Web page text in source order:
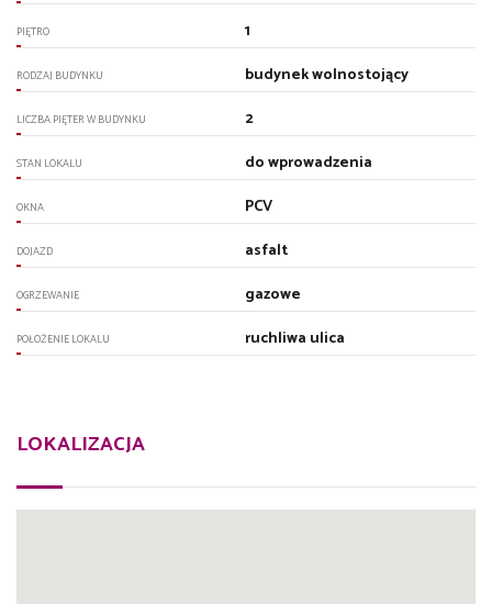
PIĘTRO 1
RODZAJ BUDYNKU budynek wolnostojący
LICZBA PIĘTER W BUDYNKU 2
STAN LOKALU do wprowadzenia
OKNA PCV
DOJAZD asfalt
OGRZEWANIE gazowe
POŁOŻENIE LOKALU ruchliwa ulica
LOKALIZACJA